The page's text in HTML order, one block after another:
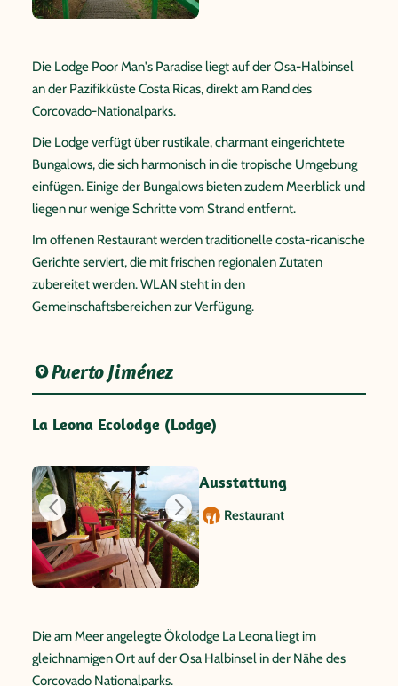
Die Lodge Poor Man's Paradise liegt auf der Osa-Halbinsel
an der Pazifikküste Costa Ricas, direkt am Rand des
Corcovado-Nationalparks.
Die Lodge verfügt über rustikale, charmant eingerichtete
Bungalows, die sich harmonisch in die tropische Umgebung
einfügen. Einige der Bungalows bieten zudem Meerblick und
liegen nur wenige Schritte vom Strand entfernt.
Im offenen Restaurant werden traditionelle costa-ricanische
Gerichte serviert, die mit frischen regionalen Zutaten
zubereitet werden. WLAN steht in den
Gemeinschaftsbereichen zur Verfügung.
Puerto Jiménez
La Leona Ecolodge (Lodge)
Ausstattung
Restaurant
Die am Meer angelegte Ökolodge La Leona liegt im
gleichnamigen Ort auf der Osa Halbinsel in der Nähe des
Corcovado Nationalparks.